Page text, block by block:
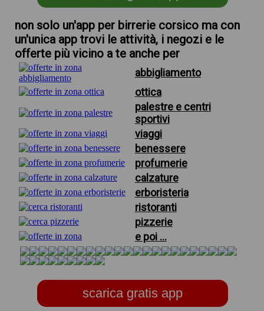
non solo un'app per birrerie corsico ma con
un'unica app trovi le attività, i negozi e le
offerte più vicino a te anche per
abbigliamento
ottica
palestre e centri
sportivi
viaggi
benessere
profumerie
calzature
erboristeria
ristoranti
pizzerie
e poi ...
scarica gratis app